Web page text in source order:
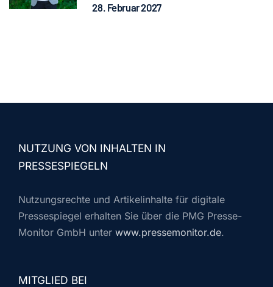
28. Februar 2027
NUTZUNG VON INHALTEN IN
PRESSESPIEGELN
Nutzungsrechte und Artikelinhalte für digitale
Pressespiegel erhalten Sie über die PMG Presse-
Monitor GmbH unter www.pressemonitor.de.
MITGLIED BEI